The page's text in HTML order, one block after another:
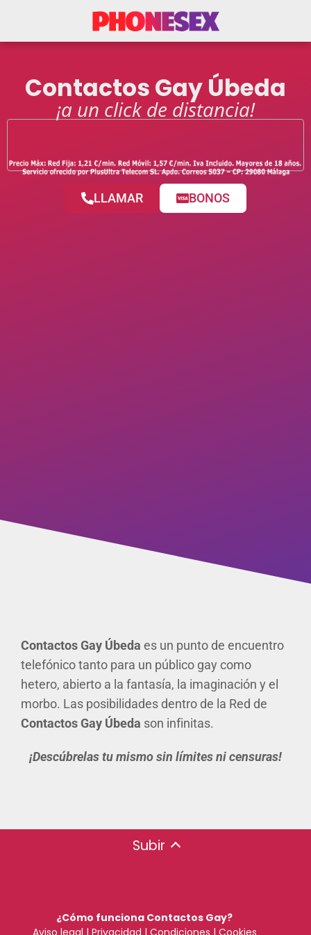
Contactos Gay Úbeda
¡a un click de distancia!
LLAMAR BONOS
Contactos Gay Úbeda es un punto de encuentro
telefónico tanto para un público gay como
hetero, abierto a la fantasía, la imaginación y el
morbo. Las posibilidades dentro de la Red de
Contactos Gay Úbeda son infinitas.
¡Descúbrelas tu mismo sin límites ni censuras!
Subir
¿Cómo funciona Contactos Gay?